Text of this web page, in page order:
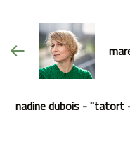
nadine dubois - "tatort